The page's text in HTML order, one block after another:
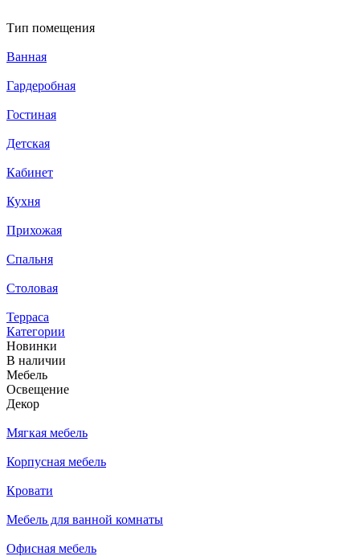
Тип помещения
Ванная
Гардеробная
Гостиная
Детская
Кабинет
Кухня
Прихожая
Спальня
Столовая
Терраса
Категории
Новинки
В наличии
Мебель
Освещение
Декор
Мягкая мебель
Корпусная мебель
Кровати
Мебель для ванной комнаты
Офисная мебель